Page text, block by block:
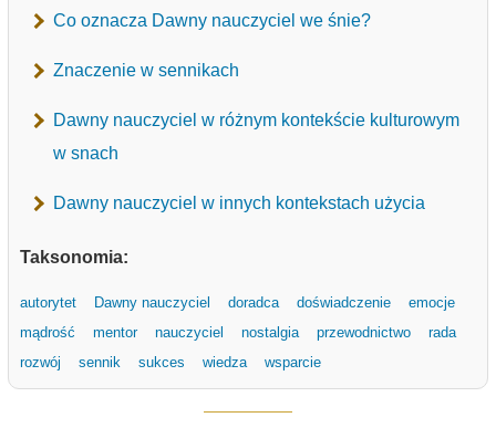
Co oznacza Dawny nauczyciel we śnie?
Znaczenie w sennikach
Dawny nauczyciel w różnym kontekście kulturowym
w snach
Dawny nauczyciel w innych kontekstach użycia
Taksonomia:
autorytet Dawny nauczyciel doradca doświadczenie
emocje
mądrość
mentor nauczyciel nostalgia przewodnictwo
rada
rozwój
sennik sukces wiedza wsparcie